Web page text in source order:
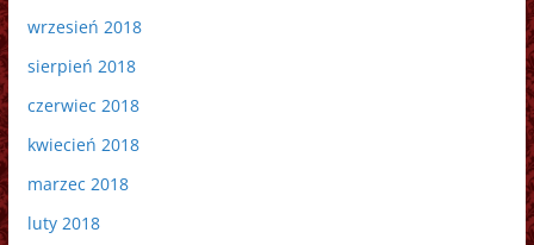
wrzesień 2018
sierpień 2018
czerwiec 2018
kwiecień 2018
marzec 2018
luty 2018